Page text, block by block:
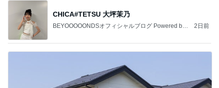
CHICA#TETSU 大坪茉乃
BEYOOOOONDSオフィシャルブログ Powered by
2日前